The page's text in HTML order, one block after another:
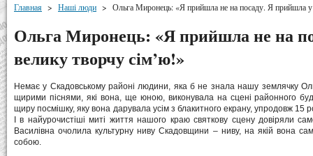
Главная > Наші люди > Ольга Миронець: «Я прийшла не на посаду. Я прийшла
Ольга Миронець: «Я прийшла не на
велику творчу сім’ю!»
Немає у Скадовському районі людини, яка б не знала нашу землячку
щирими піснями, які вона, ще юною, виконувала на сцені районного
щиру посмішку, яку вона дарувала усім з блакитного екрану, упродовж
І в найурочистіші миті життя нашого краю святкову сцену довіряли
Василівна очолила культурну ниву Скадовщини – ниву, на якій вона
собою.